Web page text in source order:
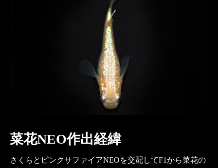
菜花NEO作出経緯
さくらとピンクサファイアNEOを交配してF1から菜花の